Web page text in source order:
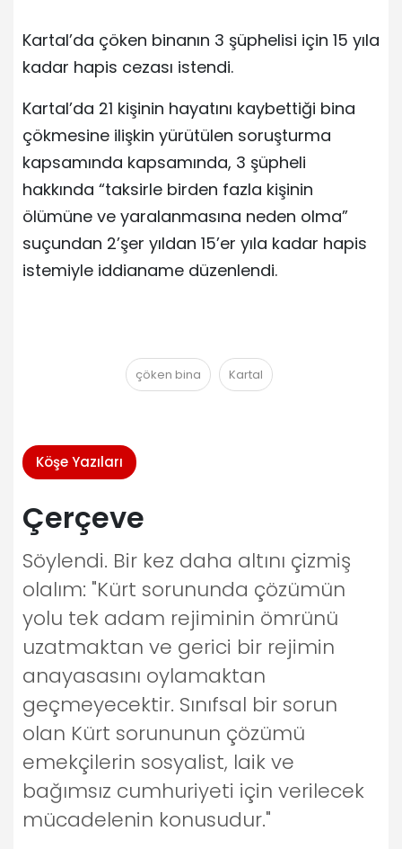
Kartal’da çöken binanın 3 şüphelisi için 15 yıla
kadar hapis cezası istendi.
Kartal’da 21 kişinin hayatını kaybettiği bina
çökmesine ilişkin yürütülen soruşturma
kapsamında kapsamında, 3 şüpheli
hakkında “taksirle birden fazla kişinin
ölümüne ve yaralanmasına neden olma”
suçundan 2’şer yıldan 15’er yıla kadar hapis
istemiyle iddianame düzenlendi.
çöken bina Kartal
Köşe Yazıları
Çerçeve
Söylendi. Bir kez daha altını çizmiş
olalım: "Kürt sorununda çözümün
yolu tek adam rejiminin ömrünü
uzatmaktan ve gerici bir rejimin
anayasasını oylamaktan
geçmeyecektir. Sınıfsal bir sorun
olan Kürt sorununun çözümü
emekçilerin sosyalist, laik ve
bağımsız cumhuriyeti için verilecek
mücadelenin konusudur."